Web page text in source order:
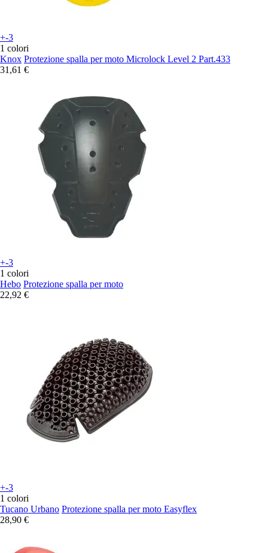
+-3
1 colori
Knox Protezione spalla per moto Microlock Level 2 Part.433
31,61 €
+-3
1 colori
Hebo Protezione spalla per moto
22,92 €
+-3
1 colori
Tucano Urbano Protezione spalla per moto Easyflex
28,90 €